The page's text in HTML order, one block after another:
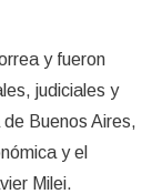
y fueron
judiciales y
Buenos Aires,
y el
Milei.